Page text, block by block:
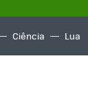
Ciência Lua